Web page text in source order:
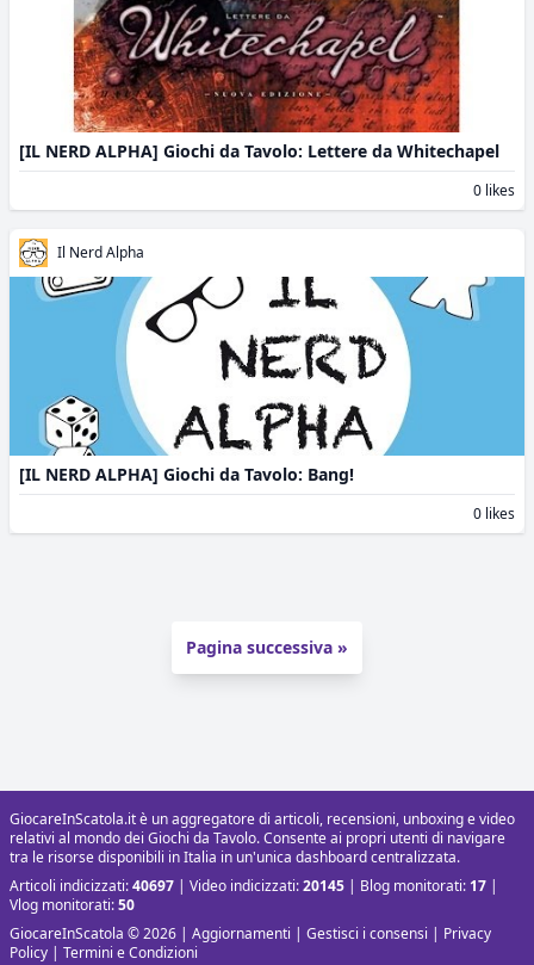
[IL NERD ALPHA] Giochi da Tavolo: Lettere da Whitechapel
0 likes
Il Nerd Alpha
[IL NERD ALPHA] Giochi da Tavolo: Bang!
0 likes
Pagina successiva »
GiocareInScatola.it è un aggregatore di articoli, recensioni, unboxing e video
relativi al mondo dei Giochi da Tavolo. Consente ai propri utenti di navigare
tra le risorse disponibili in Italia in un'unica dashboard centralizzata.
Articoli indicizzati:40697 | Video indicizzati:20145 | Blog monitorati: 17 |
Vlog monitorati:50
GiocareInScatola © 2026 | Aggiornamenti | Gestisci i consensi | Privacy
Policy | Termini e Condizioni